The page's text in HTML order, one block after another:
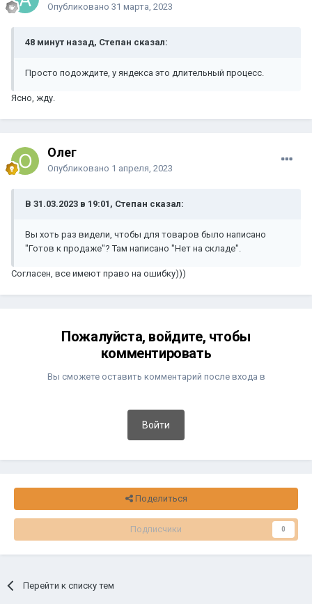
Опубликовано 31 марта, 2023
48 минут назад, Степан сказал:
Просто подождите, у яндекса это длительный процесс.
Ясно, жду.
Олег
Опубликовано 1 апреля, 2023
В 31.03.2023 в 19:01, Степан сказал:
Вы хоть раз видели, чтобы для товаров было написано
"Готов к продаже"? Там написано "Нет на складе".
Согласен, все имеют право на ошибку)))
Пожалуйста, войдите, чтобы
комментировать
Вы сможете оставить комментарий после входа в
Войти
Поделиться
Подписчики 0
Перейти к списку тем